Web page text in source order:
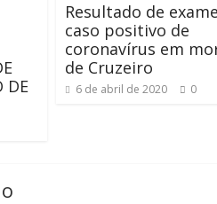
DE
Resultado de
caso positivo de
coronavírus em
de Cruzeiro
6 de abril de 2020 0